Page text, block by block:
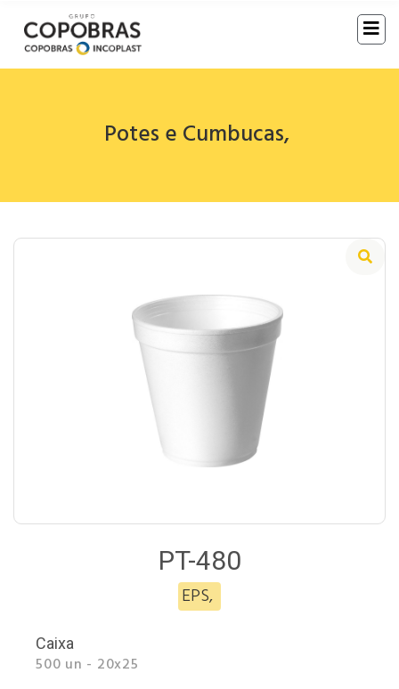
Potes e Cumbucas,
PT-480
EPS,
Caixa
500 un - 20x25